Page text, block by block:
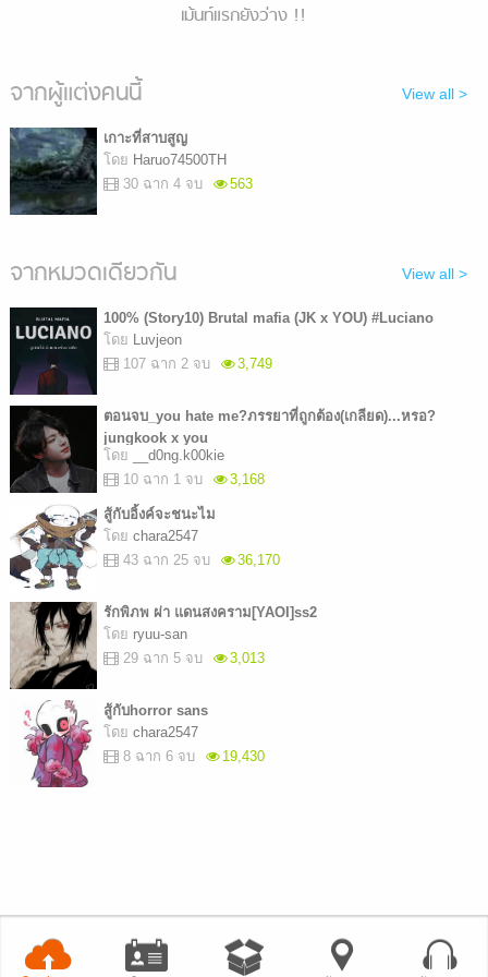
เม้นท์แรกยังว่าง !!
จากผู้แต่งคนนี้ View all >
เกาะที่สาบสูญ
โดย Haruo74500TH
30 ฉาก 4 จบ
563
จากหมวดเดียวกัน View all >
100% (Story10) Brutal mafia (JK x YOU) #Luciano
โดย
Luvjeon
107 ฉาก 2 จบ
3,749
ตอนจบ_you hate me?ภรรยาที่ถูกต้อง(เกลียด)...หรอ?
jungkook x you
โดย
__d0ng.k00kie
10 ฉาก 1 จบ
3,168
สู้กับอิ้งค์จะชนะไม
โดย chara2547
43 ฉาก 25 จบ
36,170
รักพิภพ ผ่า แดนสงคราม[YAOI]ss2
โดย ryuu-san
29 ฉาก 5 จบ
3,013
สู้กับhorror sans
โดย chara2547
8 ฉาก 6 จบ
19,430